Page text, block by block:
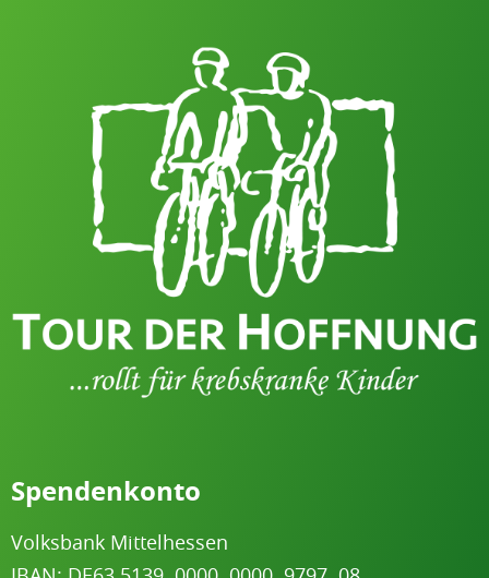
Spendenkonto
Volksbank Mittelhessen